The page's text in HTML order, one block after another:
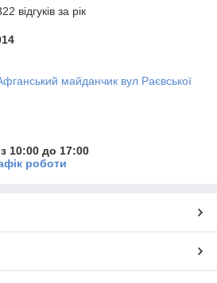
відгуків за рік
майданчик вул Раєвської
10:00 до 17:00
роботи